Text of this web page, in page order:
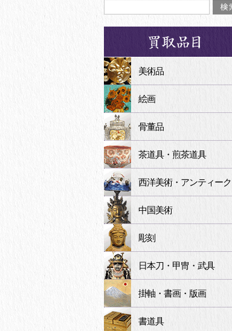
美術品
絵画
骨董品
茶道具・煎茶道具
西洋美術・アンティーク
中国美術
彫刻
日本刀・甲冑・武具
掛軸・書画・版画
書道具